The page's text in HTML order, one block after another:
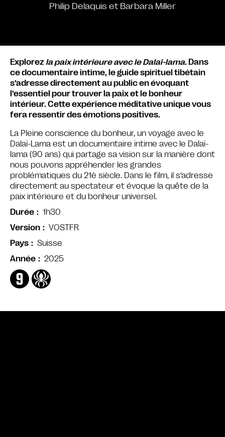
Philip Delaquis et Barbara Miller
Explorezla paix intérieure avec le Dalaï-lama. Dans
ce documentaire intime, le guide spirituel tibétain
s’adresse directement au public en évoquant
l’essentiel pour trouver la paix et le bonheur
intérieur. Cette expérience méditative unique vous
fera ressentir des émotions positives.
La Pleine conscience du bonheur, un voyage avec le
Dalaï-Lama est un documentaire intime avec le Dalaï-
lama (90 ans) qui partage sa vision sur la manière dont
nous pouvons appréhender les grandes
problématiques du 21è siècle. Dans le film, il s’adresse
directement au spectateur et évoque la quête de la
paix intérieure et du bonheur universel.
Durée
1h30
Version
VOSTFR
Pays
Suisse
Année
2025